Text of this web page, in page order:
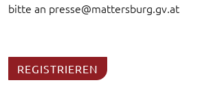
bitte an presse@mattersburg.gv.at
REGISTRIEREN